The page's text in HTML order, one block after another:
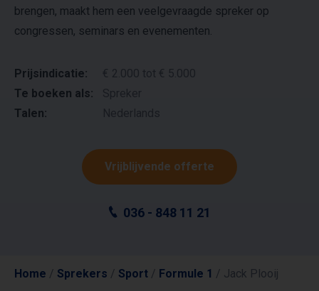
brengen, maakt hem een veelgevraagde spreker op
congressen, seminars en evenementen.
Prijsindicatie:
€ 2.000 tot € 5.000
Te boeken als:
Spreker
Talen:
Vrijblijvende offerte
036 - 848 11 21
Home / Sprekers / Sport / Formule 1 / Jack Plooij